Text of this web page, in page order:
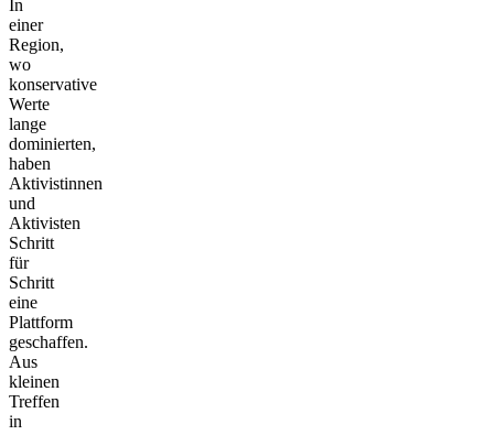
In
einer
Region,
wo
konservative
Werte
lange
dominierten,
haben
Aktivistinnen
und
Aktivisten
Schritt
für
Schritt
eine
Plattform
geschaffen.
Aus
kleinen
Treffen
in